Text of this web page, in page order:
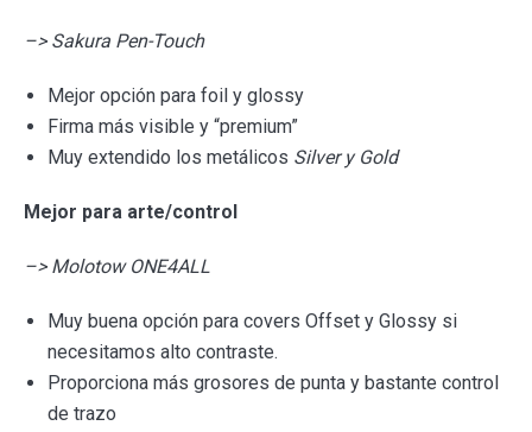
–> Sakura Pen-Touch
Mejor opción para foil y glossy
Firma más visible y “premium”
Muy extendido los metálicos Silver y Gold
Mejor para arte/control
–> Molotow ONE4ALL
Muy buena opción para covers Offset y Glossy si
necesitamos alto contraste.
Proporciona más grosores de punta y bastante control
de trazo